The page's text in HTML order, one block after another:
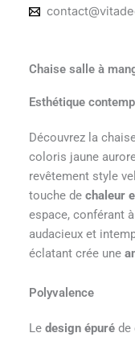
Chaise salle à
Esthétique
Découvrez la
coloris jaune
revêtement style
touche de chaleur
espace, conférant
audacieux et
éclatant crée une
Polyvalence
Le design épuréde